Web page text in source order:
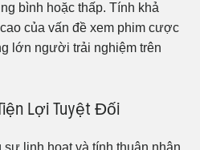
bình hoặc thấp. Tính khả
của vấn đề xem phim cược
lớn người trải nghiệm trên
Lợi Tuyệt Đối
linh hoạt và tính thuận nhân